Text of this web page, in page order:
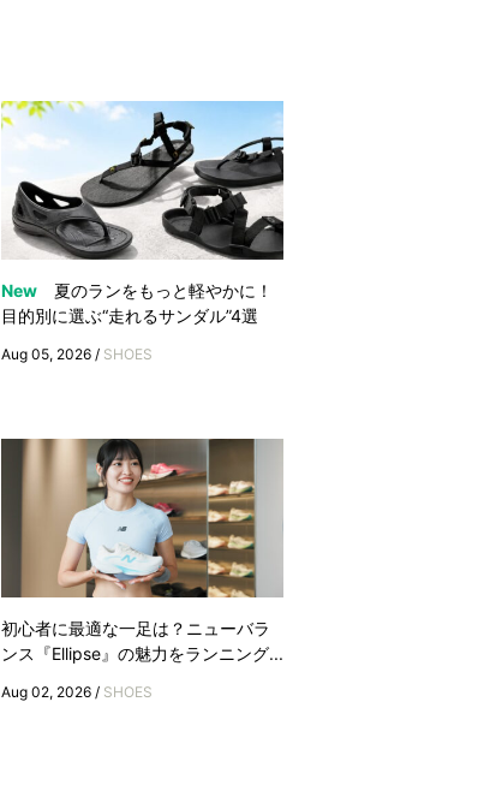
New
夏のランをもっと軽やかに！
目的別に選ぶ“走れるサンダル”4選
Aug 05, 2026 / SHOES
初心者に最適な一足は？ニューバラ
ンス『Ellipse』の魅力をランニング...
Aug 02, 2026 / SHOES